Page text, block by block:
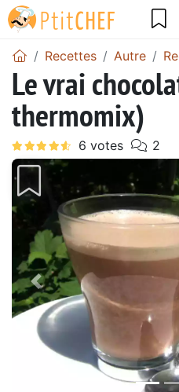
Recettes Autre
Le vrai
thermomix)
Précédent